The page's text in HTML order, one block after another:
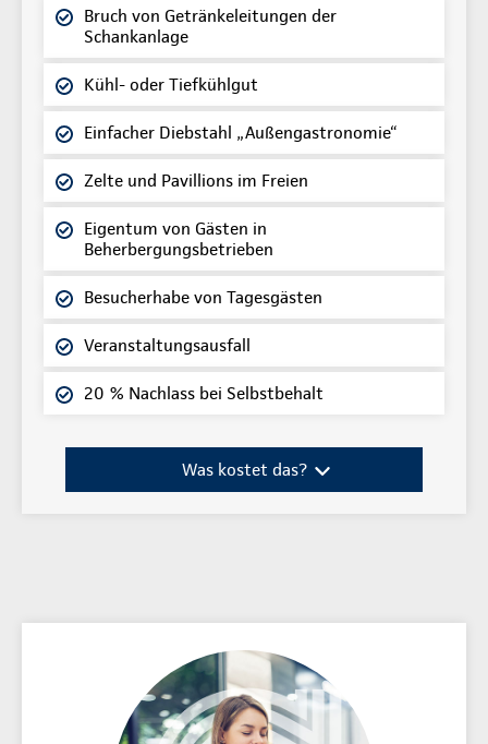
Bruch von Getränkeleitungen der
Schankanlage
Kühl- oder Tiefkühlgut
Einfacher Diebstahl „Außengastronomie“
Zelte und Pavillions im Freien
Eigentum von Gästen in
Beherbergungsbetrieben
Besucherhabe von Tagesgästen
Veranstaltungsausfall
20 % Nachlass bei Selbstbehalt
Was kostet das?